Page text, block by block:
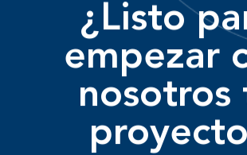
¿Listo
empezar
nosotros